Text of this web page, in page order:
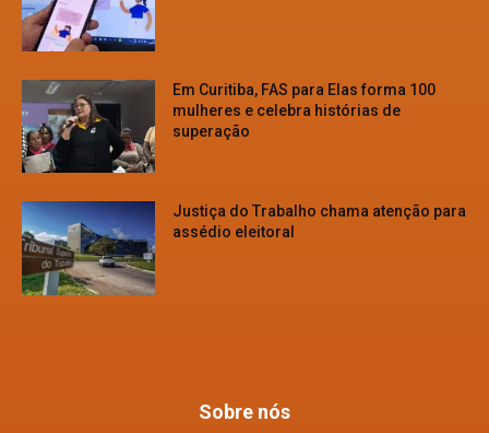
Em Curitiba, FAS para Elas forma 100
mulheres e celebra histórias de
superação
Justiça do Trabalho chama atenção para
assédio eleitoral
Sobre nós